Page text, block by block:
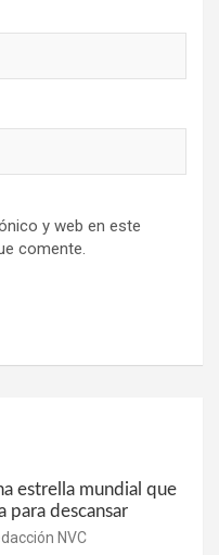
y web en este
comente.
estrella mundial que
para descansar
NVC